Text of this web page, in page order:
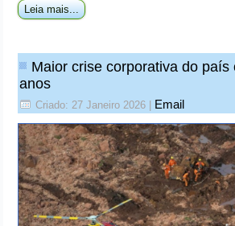
Leia mais...
Maior crise corporativa do país
anos
Criado: 27 Janeiro 2026 | Email